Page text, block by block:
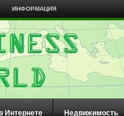
ИНФОРМАЦИЯ
Интернете Недвижимость